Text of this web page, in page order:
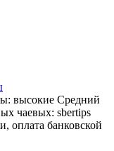
высокие Средний
чаевых: sbertips
оплата банковской